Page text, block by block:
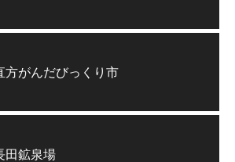
方がんだびっくり市
田鉱泉場